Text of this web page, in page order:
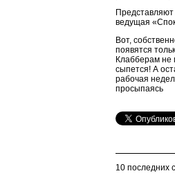
ведущая
Вот,
появятся
Клабберам не
сыпется! А
рабочая
просыпаясь
10 последних